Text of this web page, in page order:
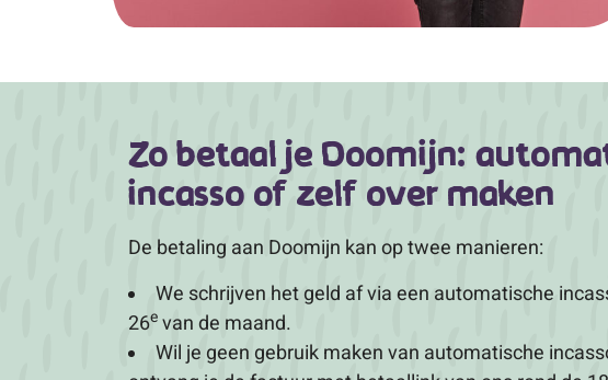
Zo betaal je Doomijn:
incasso of zelf over maken
De betaling aan Doomijn kan op twee manieren:
We schrijven het geld af via een automatische
26e van de maand.
Wil je geen gebruik maken van automatische